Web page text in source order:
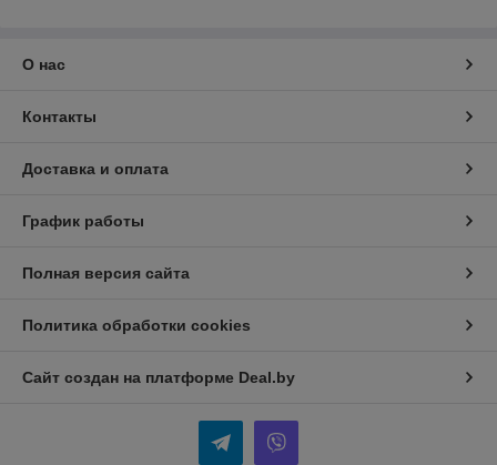
О нас
Контакты
Доставка и оплата
График работы
Полная версия сайта
Политика обработки cookies
Сайт создан на платформе Deal.by